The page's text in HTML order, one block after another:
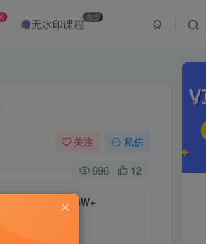
无水印课程 加盟
关注 私信
696 12
店运营轻松月入3W+